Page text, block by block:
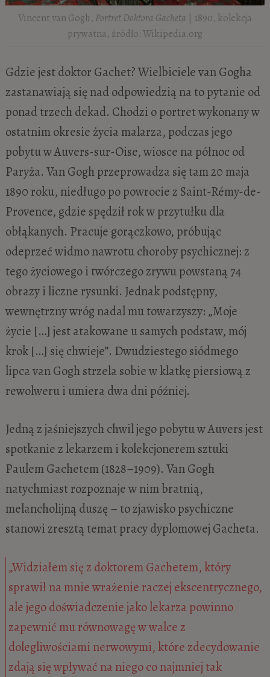
Vincent van Gogh, Portret Doktora Gacheta | 1890, kolekcja
prywatna, źródło: Wikipedia.org
Gdzie jest doktor Gachet? Wielbiciele van Gogha
zastanawiają się nad odpowiedzią na to pytanie od
ponad trzech dekad. Chodzi o portret wykonany w
ostatnim okresie życia malarza, podczas jego
pobytu w Auvers-sur-Oise, wiosce na północ od
Paryża. Van Gogh przeprowadza się tam 20 maja
1890 roku, niedługo po powrocie z Saint-Rémy-de-
Provence, gdzie spędził rok w przytułku dla
obłąkanych. Pracuje gorączkowo, próbując
odeprzeć widmo nawrotu choroby psychicznej: z
tego życiowego i twórczego zrywu powstaną 74
obrazy i liczne rysunki. Jednak podstępny,
wewnętrzny wróg nadal mu towarzyszy: „Moje
życie […] jest atakowane u samych podstaw, mój
krok […] się chwieje”. Dwudziestego siódmego
lipca van Gogh strzela sobie w klatkę piersiową z
rewolweru i umiera dwa dni później.
Jedną z jaśniejszych chwil jego pobytu w Auvers jest
spotkanie z lekarzem i kolekcjonerem sztuki
Paulem Gachetem (1828–1909). Van Gogh
natychmiast rozpoznaje w nim bratnią,
melancholijną duszę – to zjawisko psychiczne
stanowi zresztą temat pracy dyplomowej Gacheta.
„Widziałem się z doktorem Gachetem, który
sprawił na mnie wrażenie raczej ekscentrycznego,
ale jego doświadczenie jako lekarza powinno
zapewnić mu równowagę w walce z
dolegliwościami nerwowymi, które zdecydowanie
zdają się wpływać na niego co najmniej tak